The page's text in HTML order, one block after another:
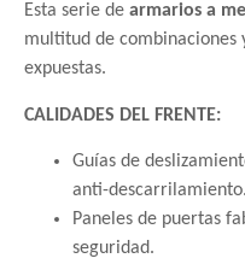
Esta serie de armarios a
multitud de combinaciones
expuestas.
CALIDADES DEL FRENTE:
Guías de
anti-descarrilamiento.
Paneles de puertas
seguridad.